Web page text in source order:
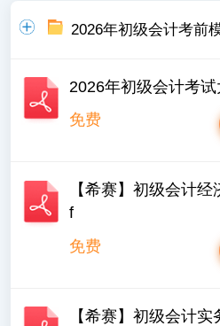
2026年初级会计考前
2026年初级会计考
免费
【希赛】初级会计
f
免费
【希赛】初级会计